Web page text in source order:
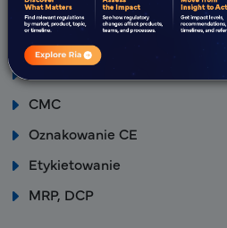
Sprawy regulacyjne i
Złożenia dokumentacji
eCTD i NeeS
CMC
Oznakowanie CE
Etykietowanie
MRP, DCP